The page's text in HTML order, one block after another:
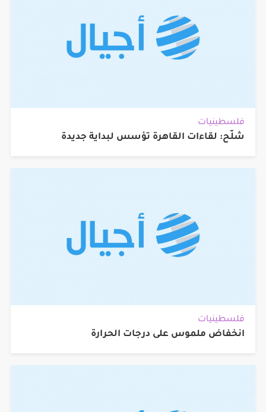
فلسطينيات
شلّح: لقاءات القاهرة تؤسس لبداية جديدة
فلسطينيات
انخفاض ملموس على درجات الحرارة